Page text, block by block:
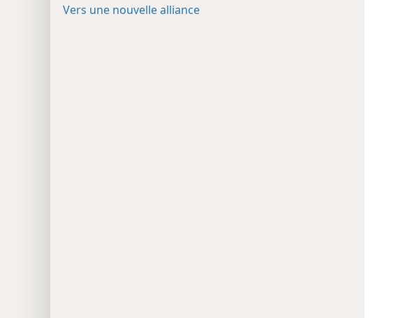
Vers une nouvelle alliance